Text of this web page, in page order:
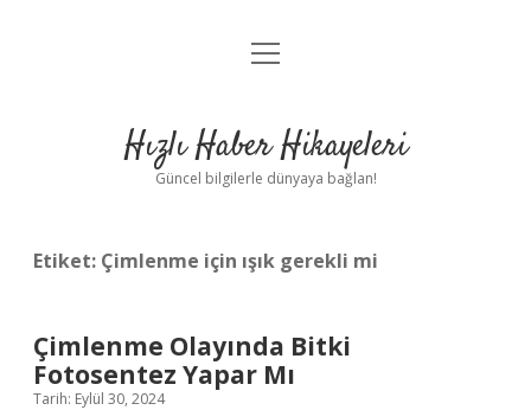
Anasayfa
Yasal Uyarı
menüyü
Hızlı Haber Hikayeleri
Güncel bilgilerle dünyaya bağlan!
Etiket: Çimlenme için ışık gerekli mi
Çimlenme Olayında Bitki
Fotosentez Yapar Mı
Tarih: Eylül 30, 2024